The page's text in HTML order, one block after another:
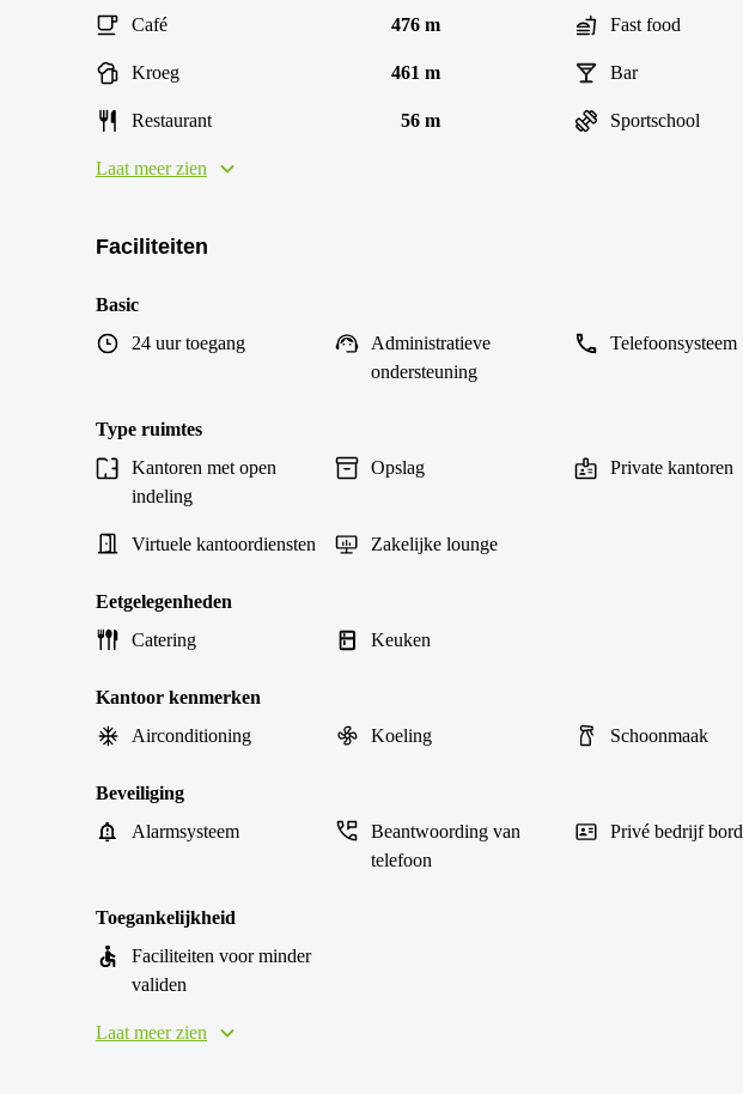
Café 476 m Fast food
Kroeg 461 m Bar
Restaurant 56 m Sportschool
Laat meer zien
Faciliteiten
Basic
24 uur toegang
Administratieve
ondersteuning
Telefoonsysteem
Type ruimtes
Kantoren met open
indeling
Opslag Private kantoren
Virtuele kantoordiensten Zakelijke lounge
Eetgelegenheden
Catering
Keuken
Kantoor kenmerken
Airconditioning
Koeling Schoonmaak
Beveiliging
Alarmsysteem
Beantwoording van
telefoon
Privé bedrijf bord
Toegankelijkheid
Faciliteiten voor minder
validen
Laat meer zien